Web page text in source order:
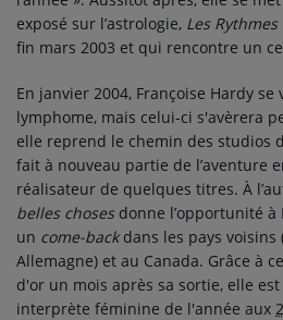
exposé sur l’astrologie, Les
fin mars 2003 et qui rencontre un
En janvier 2004, Françoise Hardy
lymphome, mais celui-ci s'avèrera
elle reprend le chemin des studios
fait à nouveau partie de l’aventure
réalisateur de quelques titres. À
belles chosesdonne l’opportunité à
un come-backdans les pays
Allemagne) et au Canada. Grâce à
d'or un mois après sa sortie, elle
interprète féminine de l'année aux